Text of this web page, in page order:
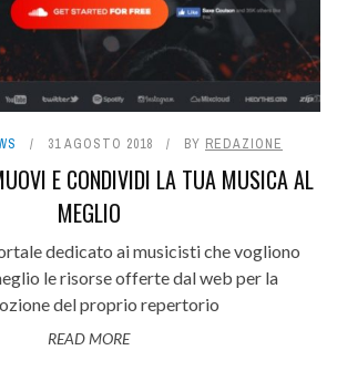
31 AGOSTO 2018 BY REDAZIONE
E CONDIVIDI LA TUA MUSICA AL
MEGLIO
dedicato ai musicisti che vogliono
le risorse offerte dal web per la
del proprio repertorio
READ MORE